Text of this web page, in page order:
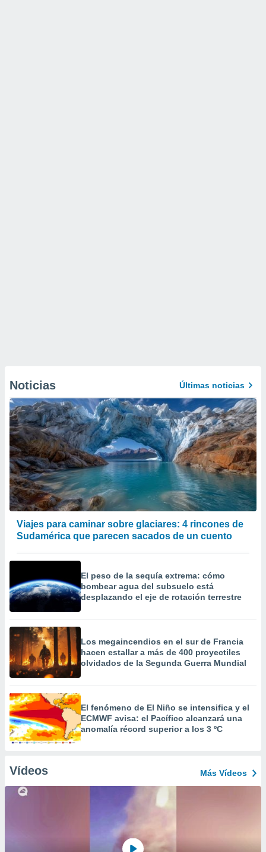
Noticias Últimas noticias
Viajes para caminar sobre glaciares: 4 rincones de
Sudamérica que parecen sacados de un cuento
El peso de la sequía extrema: cómo
bombear agua del subsuelo está
desplazando el eje de rotación terrestre
Los megaincendios en el sur de Francia
hacen estallar a más de 400 proyectiles
olvidados de la Segunda Guerra Mundial
El fenómeno de El Niño se intensifica y el
ECMWF avisa: el Pacífico alcanzará una
anomalía récord superior a los 3 ºC
Vídeos Más Vídeos